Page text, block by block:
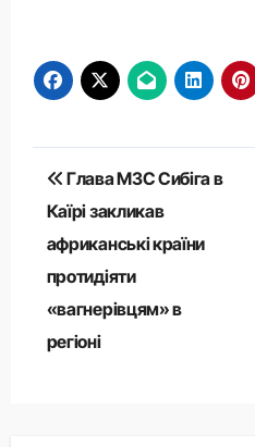
Навігація
записів
Глава МЗС Сибіга в
Каїрі закликав
африканські країни
протидіяти
«вагнерівцям» в
регіоні